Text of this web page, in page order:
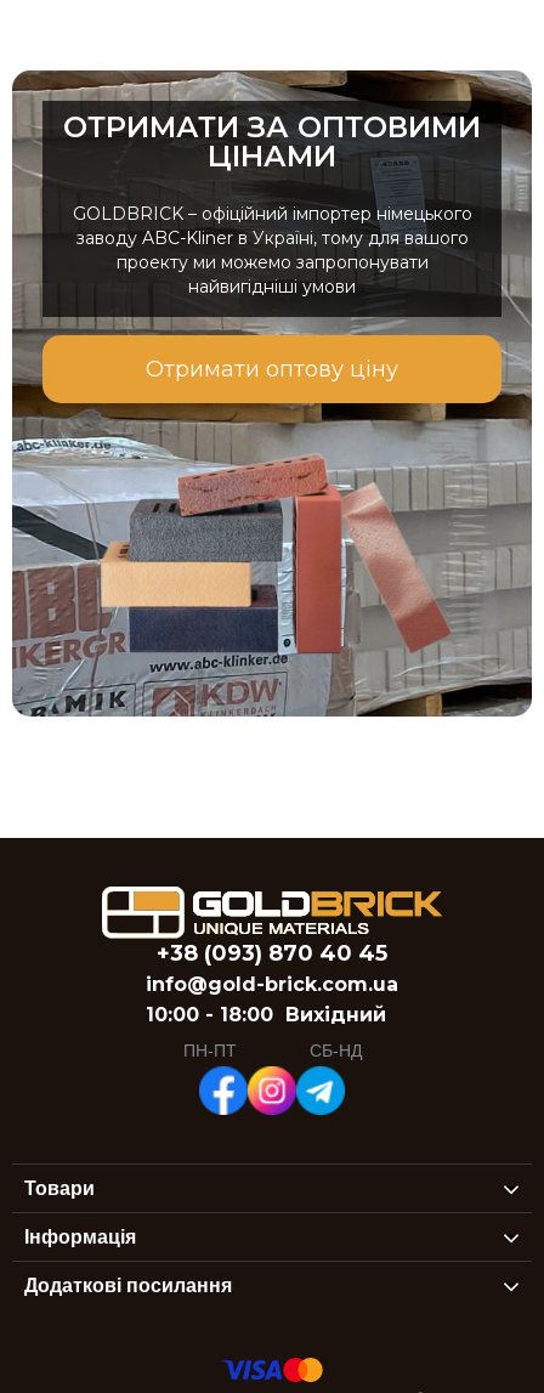
ОТРИМАТИ ЗА ОПТОВИМИ
ЦІНАМИ
GOLDBRICK – офіційний імпортер німецького
заводу ABC-Kliner в Україні, тому для вашого
проекту ми можемо запропонувати
найвигідніші умови
Отримати оптову ціну
+38 (093) 870 40 45
info@gold-brick.com.ua
10:00 - 18:00
ПН-ПТ
Вихідний
СБ-НД
Товари
Інформація
Додаткові посилання